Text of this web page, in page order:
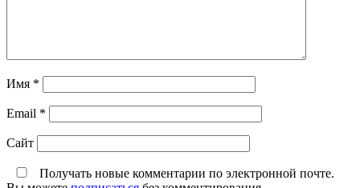
Имя *
Email *
Сайт
Получать новые комментарии по электронной почте.